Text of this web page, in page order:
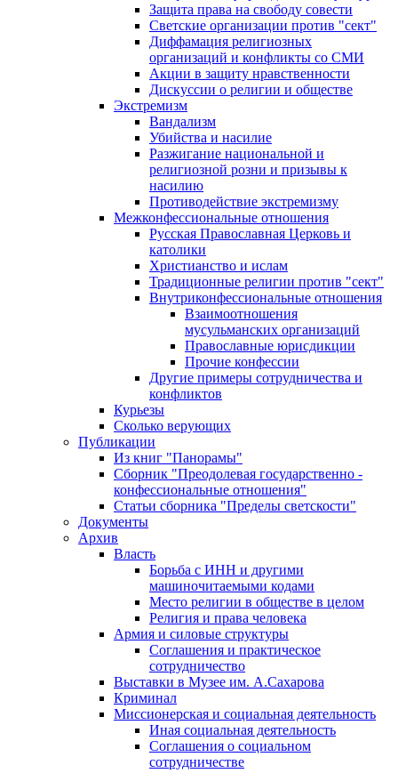
Защита права на свободу совести
Светские организации против "сект"
Диффамация религиозных
организаций и конфликты со СМИ
Акции в защиту нравственности
Дискуссии о религии и обществе
Экстремизм
Вандализм
Убийства и насилие
Разжигание национальной и
религиозной розни и призывы к
насилию
Противодействие экстремизму
Межконфессиональные отношения
Русская Православная Церковь и
католики
Христианство и ислам
Традиционные религии против "сект"
Внутриконфессиональные отношения
Взаимоотношения
мусульманских организаций
Православные юрисдикции
Прочие конфессии
Другие примеры сотрудничества и
конфликтов
Курьезы
Сколько верующих
Публикации
Из книг "Панорамы"
Сборник "Преодолевая государственно -
конфессиональные отношения"
Статьи сборника "Пределы светскости"
Документы
Архив
Власть
Борьба с ИНН и другими
машиночитаемыми кодами
Место религии в обществе в целом
Религия и права человека
Армия и силовые структуры
Соглашения и практическое
сотрудничество
Выставки в Музее им. А.Сахарова
Криминал
Миссионерская и социальная деятельность
Иная социальная деятельность
Соглашения о социальном
сотрудничестве